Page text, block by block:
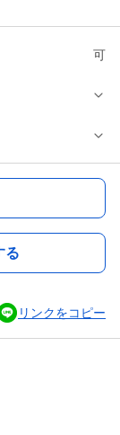
可
る
リンクをコピー